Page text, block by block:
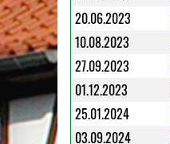
20.06.2023
10.08.2023
27.09.2023
01.12.2023
25.01.2024
03.09.2024